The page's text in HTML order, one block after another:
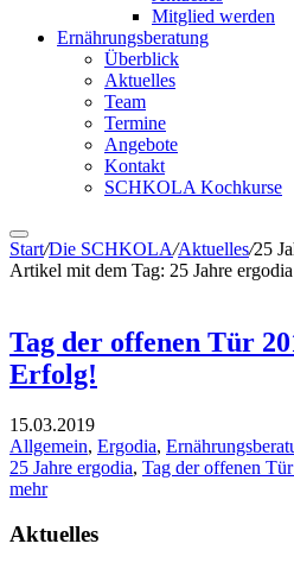
Mitglied werden
Ernährungsberatung
Überblick
Aktuelles
Team
Termine
Angebote
Kontakt
SCHKOLA Kochkurse
Start/Die SCHKOLA/Aktuelles/25
Artikel mit dem Tag: 25 Jahre ergodia
Tag der offenen Tür
Erfolg!
15.03.2019
Allgemein, Ergodia,
25 Jahre ergodia, Tag der offenen
mehr
Aktuelles